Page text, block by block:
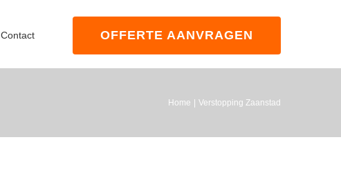
Contact OFFERTE AANVRAGEN
Home Verstopping Zaanstad